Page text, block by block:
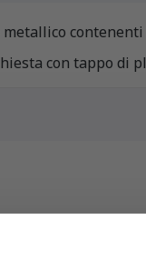
con tappo di